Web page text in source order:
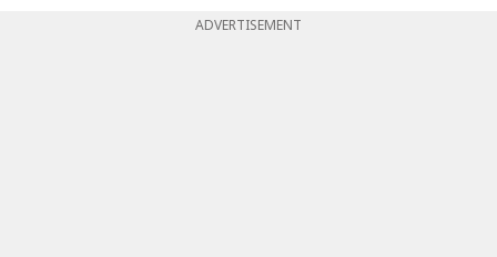
ADVERTISEMENT